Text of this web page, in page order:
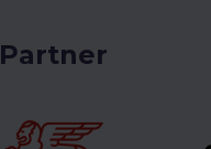
Partner